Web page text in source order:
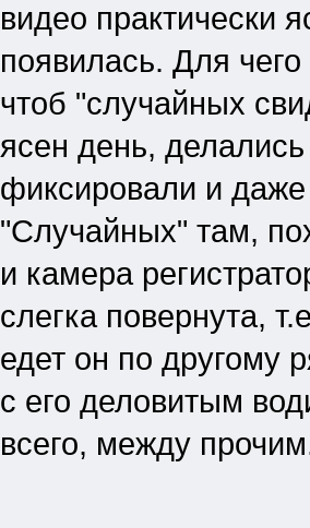
видео практически
появилась. Для
чтоб "случайных
ясен день,
фиксировали и
"Случайных" там,
и камера
слегка повернута,
едет он по другому
с его деловитым
всего, между